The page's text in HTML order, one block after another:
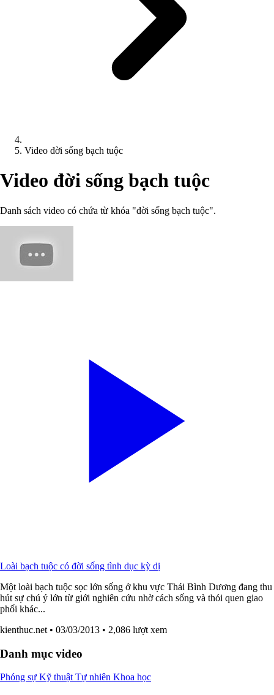
Video đời sống bạch tuộc
Video đời sống bạch tuộc
Danh sách video có chứa từ khóa "đời sống bạch tuộc".
Loài bạch tuộc có đời sống tình dục kỳ dị
Một loài bạch tuộc sọc lớn sống ở khu vực Thái Bình Dương đang thu
hút sự chú ý lớn từ giới nghiên cứu nhờ cách sống và thói quen giao
phối khác...
kienthuc.net • 03/03/2013 • 2,086 lượt xem
Danh mục video
Phóng sự Kỹ thuật Tự nhiên Khoa học